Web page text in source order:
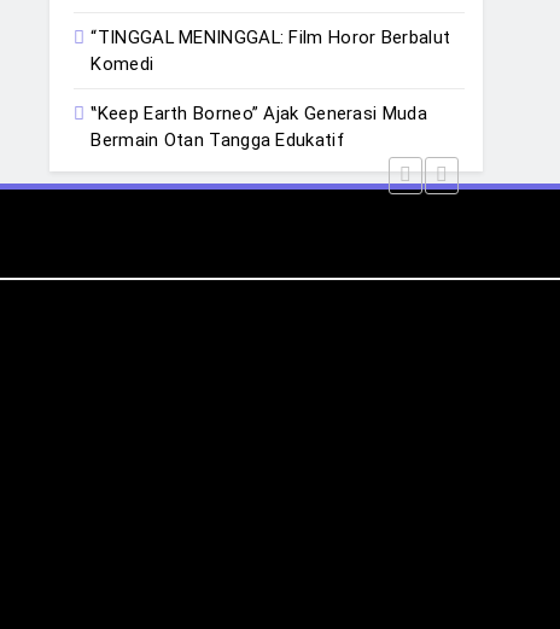
“TINGGAL MENINGGAL: Film Horor Berbalut
Komedi
‟Keep Earth Borneo” Ajak Generasi Muda
Bermain Otan Tangga Edukatif